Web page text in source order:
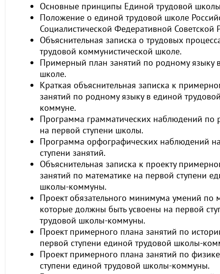
Основные принципы Единой трудовой
Положение о единой трудовой школе
Социалистической Федеративной Советской
Объяснительная записка о трудовых
трудовой коммунистической школе.
Примерный план занятий по родному языку
школе.
Краткая объяснительная записка к
занятий по родному языку в единой
коммуне.
Программа грамматических наблюдений по
на первой ступени школы.
Программа орфографических наблюдений
ступени занятий.
Объяснительная записка к проекту
занятий по математике на первой ступени
школы-коммуны.
Проект обязательного минимума умений по
которые должны быть усвоены на первой
трудовой школы-коммуны.
Проект примерного плана занятий по
первой ступени единой трудовой школы-
Проект примерного плана занятий по
ступени единой трудовой школы-коммуны.